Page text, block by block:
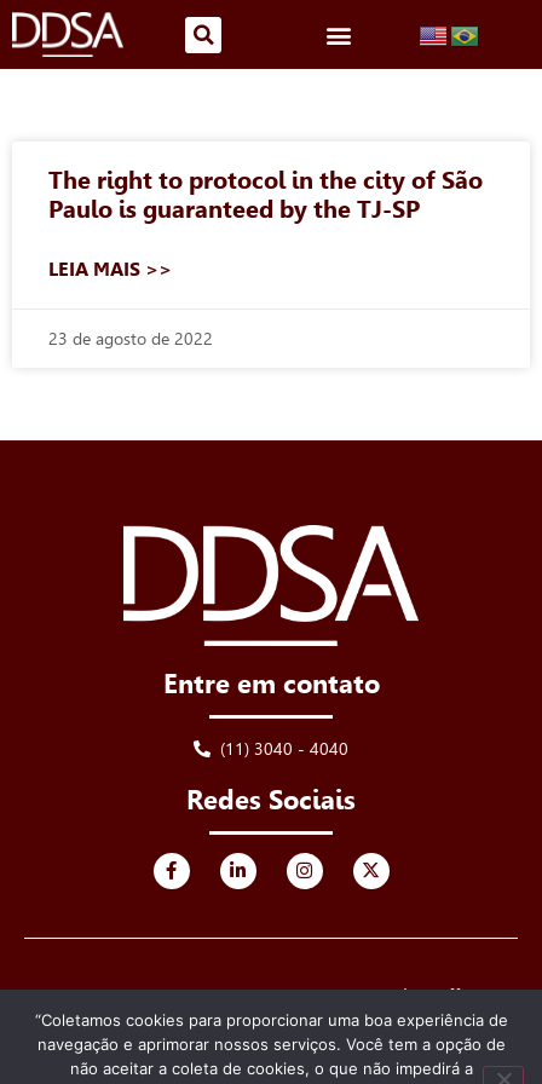
The right to protocol in the city of São
Paulo is guaranteed by the TJ-SP
LEIA MAIS >>
23 de agosto de 2022
Entre em contato
(11) 3040 - 4040
Redes Sociais
© 2025 DDSA - De Luca, Derenusson, Schuttoff &
Advogados. Todos os direitos reservados.
Criado e desenvolvido por
“Coletamos cookies para proporcionar uma boa experiência de
navegação e aprimorar nossos serviços. Você tem a opção de
não aceitar a coleta de cookies, o que não impedirá a